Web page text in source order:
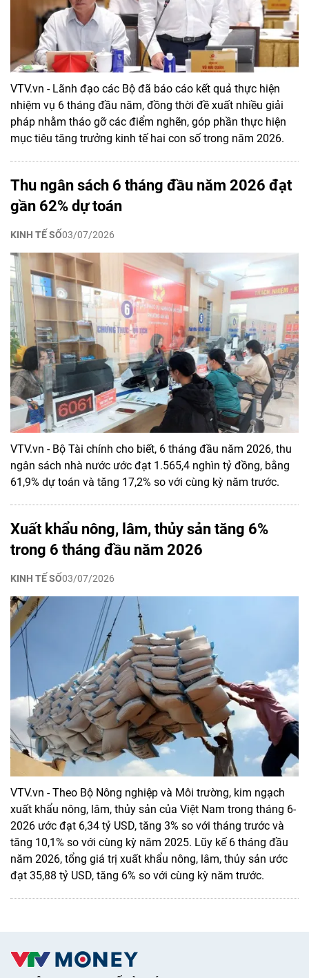
VTV.vn - Lãnh đạo các Bộ đã báo cáo kết quả thực hiện
nhiệm vụ 6 tháng đầu năm, đồng thời đề xuất nhiều giải
pháp nhằm tháo gỡ các điểm nghẽn, góp phần thực hiện
mục tiêu tăng trưởng kinh tế hai con số trong năm 2026.
Thu ngân sách 6 tháng đầu năm 2026 đạt
gần 62% dự toán
KINH TẾ SỐ03/07/2026
VTV.vn - Bộ Tài chính cho biết, 6 tháng đầu năm 2026, thu
ngân sách nhà nước ước đạt 1.565,4 nghìn tỷ đồng, bằng
61,9% dự toán và tăng 17,2% so với cùng kỳ năm trước.
Xuất khẩu nông, lâm, thủy sản tăng 6%
trong 6 tháng đầu năm 2026
KINH TẾ SỐ03/07/2026
VTV.vn - Theo Bộ Nông nghiệp và Môi trường, kim ngạch
xuất khẩu nông, lâm, thủy sản của Việt Nam trong tháng 6-
2026 ước đạt 6,34 tỷ USD, tăng 3% so với tháng trước và
tăng 10,1% so với cùng kỳ năm 2025. Lũy kế 6 tháng đầu
năm 2026, tổng giá trị xuất khẩu nông, lâm, thủy sản ước
đạt 35,88 tỷ USD, tăng 6% so với cùng kỳ năm trước.